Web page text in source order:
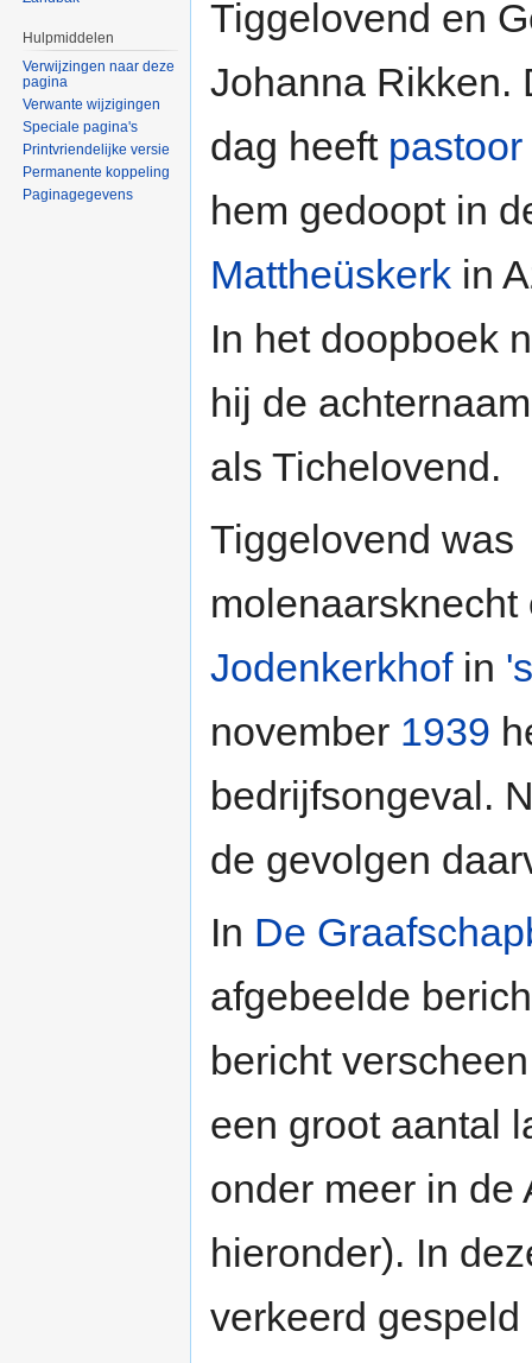
Tiggelovend en
Johanna Rikken.
dag heeft
hem gedoopt in
Mattheüskerk in
In het doopboek
hij de
als Tichelovend.
Tiggelovend was
Jodenkerkhofin
november 1939
bedrijfsongeval.
de gevolgen
In De
afgebeelde
bericht
een groot aantal
onder meer in de
hieronder). In
verkeerd
Hulpmiddelen
Verwijzingen naar deze
pagina
Verwante wijzigingen
Speciale pagina's
Printvriendelijke versie
Permanente koppeling
Paginagegevens